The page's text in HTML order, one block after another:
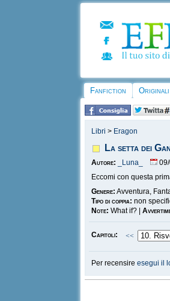
Fanfiction Originali
Libri > Eragon
La setta dei
Autore: _Luna_
Eccomi con questa
Genere: Avventura,
Tipo di coppia: non
Note: What if? |
Capitoli: <<
Per recensireesegui il